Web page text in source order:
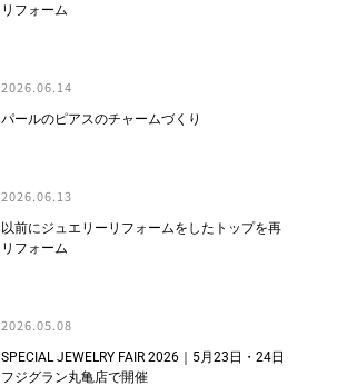
リフォーム
2026.06.14
パールのピアスのチャームづくり
2026.06.13
以前にジュエリーリフォームをしたトップを再
リフォーム
2026.05.08
SPECIAL JEWELRY FAIR 2026｜5月23日・24日
フジグラン丸亀店で開催